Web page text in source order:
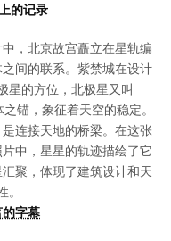
的记录
，北京故宫矗立在星轨编
间的联系。紫禁城在设计
星的方位，北极星又叫
锚，象征着天空的稳定。
连接天地的桥梁。在这张
中，星星的轨迹描绘了它
聚，体现了建筑设计和天
字幕